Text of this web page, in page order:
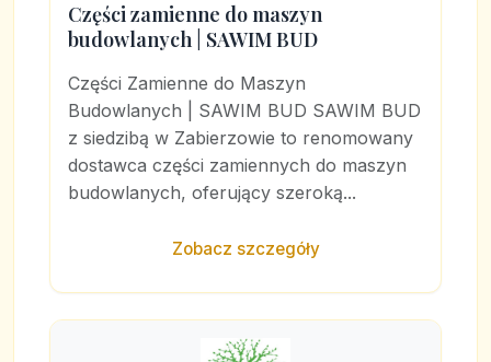
Części zamienne do maszyn
budowlanych | SAWIM BUD
Części Zamienne do Maszyn
Budowlanych | SAWIM BUD SAWIM BUD
z siedzibą w Zabierzowie to renomowany
dostawca części zamiennych do maszyn
budowlanych, oferujący szeroką...
Zobacz szczegóły